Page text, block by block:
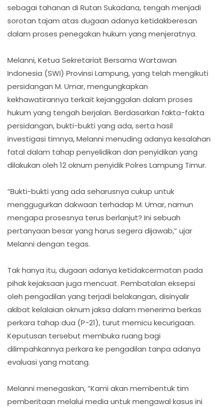
sebagai tahanan di Rutan Sukadana, tengah menjadi
sorotan tajam atas dugaan adanya ketidakberesan
dalam proses penegakan hukum yang menjeratnya.
Melanni, Ketua Sekretariat Bersama Wartawan
Indonesia (SWI) Provinsi Lampung, yang telah mengikuti
persidangan M. Umar, mengungkapkan
kekhawatirannya terkait kejanggalan dalam proses
hukum yang tengah berjalan. Berdasarkan fakta-fakta
persidangan, bukti-bukti yang ada, serta hasil
investigasi timnya, Melanni menuding adanya kesalahan
fatal dalam tahap penyelidikan dan penyidikan yang
dilakukan oleh 12 oknum penyidik Polres Lampung Timur.
“Bukti-bukti yang ada seharusnya cukup untuk
menggugurkan dakwaan terhadap M. Umar, namun
mengapa prosesnya terus berlanjut? Ini sebuah
pertanyaan besar yang harus segera dijawab,” ujar
Melanni dengan tegas.
Tak hanya itu, dugaan adanya ketidakcermatan pada
pihak kejaksaan juga mencuat. Pembatalan eksepsi
oleh pengadilan yang terjadi belakangan, disinyalir
akibat kelalaian oknum jaksa dalam menerima berkas
perkara tahap dua (P-21), turut memicu kecurigaan.
Keputusan tersebut membuka ruang bagi
dilimpahkannya perkara ke pengadilan tanpa adanya
evaluasi yang matang.
Melanni menegaskan, “Kami akan membentuk tim
pemberitaan melalui media untuk mengawal kasus ini